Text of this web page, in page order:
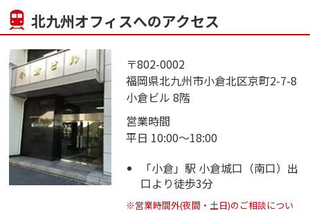
北九州オフィスへのアクセス
〒802-0002
福岡県北九州市小倉北区京町2-7-8
小倉ビル 8階
営業時間
平日 10:00～18:00
「小倉」駅 小倉城口（南口）出
口より徒歩3分
※営業時間外(夜間・土日)のご相談につい